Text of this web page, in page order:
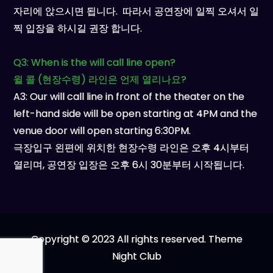
자리에 앉으시면 됩니다. 따라서 공연장에 일찍 오셔서 일
찍 입장을 하시길 권장 합니다.
Q3: When is the will call line open?
윌 콜 (현장수령) 라인은 언제 열리나요?
A3: Our will call line in front of the theater on the
left-hand side will be open starting at 4PM and the
venue door will open starting 6:30PM.
극장입구 왼편에 위치한 현장수령 라인은 오후 4시부터
열리며, 공연장 입장은 오후 6시 30분부터 시작됩니다.
Copyright © 2023 All rights reserved. Theme
Night Club